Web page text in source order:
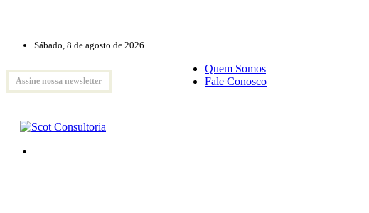
Sábado, 8 de agosto de 2026
Assine nossa newsletter
Quem Somos
Fale Conosco